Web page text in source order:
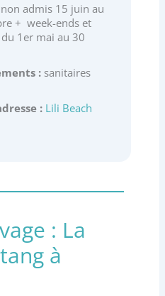
admis 15 juin au
+ week-ends et
1er mai au 30
:sanitaires
: Lili Beach
: La
à